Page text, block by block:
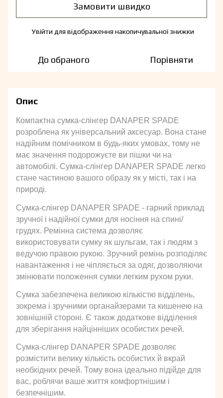
Замовити швидко
Увійти для відображення накопичувальної знижки
До обраного Порівняти
Опис
Компактна сумка-слінгер DANAPER SPADE
розроблена як універсальний аксесуар. Вона стане
надійним помічником в будь-яких умовах, тому не
має значення подорожуєте ви пішки чи на
автомобілі. Сумка-слінгер DANAPER SPADE легко
стане частиною вашого образу як у місті, так і на
природі.
Сумка-слінгер DANAPER SPADE - гарний приклад
зручної і надійної сумки для носіння на спині/
грудях. Ремінна система дозволяє
використовувати сумку як шульгам, так і людям з
ведучою правою рукою. Зручний ремінь розподіляє
навантаження і не чіпляється за одяг, дозволяючи
змінювати положення сумки легким рухом руки.
Сумка забезпечена великою кількістю відділень,
зокрема і зручними органайзерами та кишенею на
зовнішній стороні. Є також додаткове відділення
для зберігання найцінніших особистих речей.
Сумка-слінгер DANAPER SPADE дозволяє
розмістити велику кількість особистих й вкрай
необхідних речей. Тому вона ідеально підійде для
вас, роблячи ваше життя комфортнішим і
безпечнішим.